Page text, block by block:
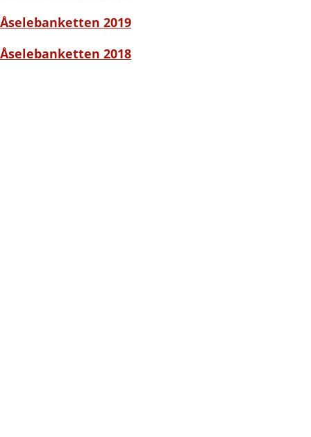
Åselebanketten 2019
Åselebanketten 2018